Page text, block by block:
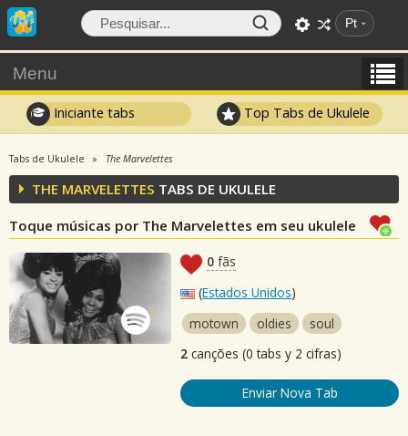
Pt
Menu
Iniciante tabs Top Tabs de Ukulele
Tabs de Ukulele The Marvelettes
THE MARVELETTES TABS DE UKULELE
Toque músicas por The Marvelettes em seu ukulele
0 fãs
(Estados Unidos)
motown
oldies
soul
2 canções (0 tabs y 2 cifras)
Enviar Nova Tab